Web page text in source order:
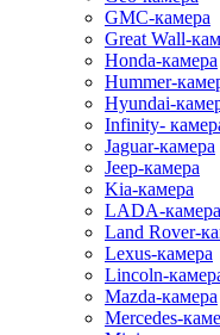
GMC-камера
Great Wall-
Honda-камера
Hummer-
Hyundai-
Infinity-
Jaguar-камера
Jeep-камера
Kia-камера
LADA-камера
Land Rover-
Lexus-камера
Lincoln-
Mazda-камера
Mercedes-